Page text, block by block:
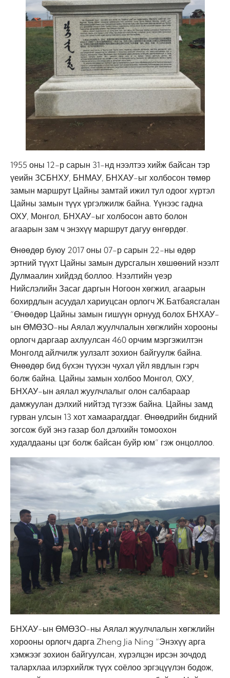
1955 оны 12-р сарын 31-нд нээлтээ хийж байсан тэр
үеийн ЗСБНХУ, БНМАУ, БНХАУ-ыг холбосон төмөр
замын маршрут Цайны замтай ижил тул одоог хүртэл
Цайны замын түүх үргэлжилж байна. Үүнээс гадна
ОХУ, Монгол, БНХАУ-ыг холбосон авто болон
агаарын зам ч энэхүү маршрут дагуу өнгөрдөг.
Өнөөдөр буюу 2017 оны 07-р сарын 22-ны өдөр
эртний түүхт Цайны замын дурсгалын хөшөөний нээлт
Дулмаалин хийдэд боллоо. Нээлтийн үеэр
Нийслэлийн Засаг даргын Ногоон хөгжил, агаарын
бохирдлын асуудал хариуцсан орлогч Ж.Батбаясгалан
“Өнөөдөр Цайны замын гишүүн орнууд болох БНХАУ-
ын ӨМӨЗО-ны Аялал жуулчлалын хөгжлийн хорооны
орлогч даргаар ахлуулсан 460 орчим мэргэжилтэн
Монголд айлчилж уулзалт зохион байгуулж байна.
Өнөөдөр бид бүхэн түүхэн чухал үйл явдлын гэрч
болж байна. Цайны замын холбоо Монгол, ОХУ,
БНХАУ-ын аялал жуулчлалыг олон салбараар
дамжуулан дэлхий нийтэд түгээж байна. Цайны замд
гурван улсын 13 хот хамаарагддаг. Өнөөдрийн бидний
зогсож буй энэ газар бол дэлхийн томоохон
худалдааны цэг болж байсан буйр юм” гэж онцоллоо.
БНХАУ-ын ӨМӨЗО-ны Аялал жуулчлалын хөгжлийн
хорооны орлогч дарга Zheng Jia Ning “Энэхүү арга
хэмжээг зохион байгуулсан, хүрэлцэн ирсэн зочдод
талархлаа илэрхийлж түүх соёлоо эргэцүүлэн бодож,